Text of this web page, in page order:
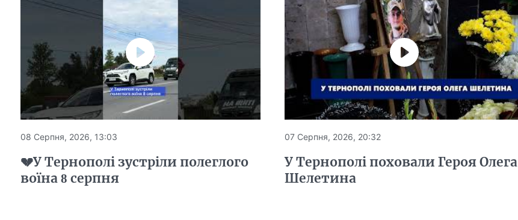
08 Серпня, 2026, 13:03
💔У Тернополі зустріли полеглого
воїна 8 серпня
07 Серпня, 2026, 20:32
У Тернополі поховали Героя Олега
Шелетина